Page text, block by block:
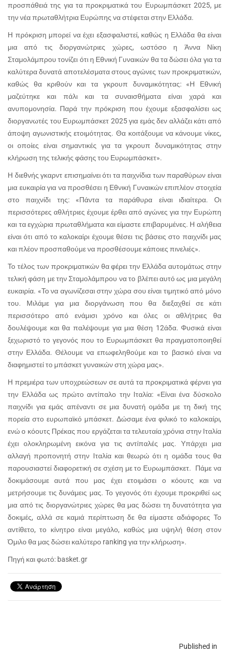
Published in
προσπάθειά της για τα προκριματικά του Ευρωμπάσκετ 2025, με
την νέα πρωταθλήτρια Ευρώπης να στέφεται στην Ελλάδα.
Η πρόκριση μπορεί να έχει εξασφαλιστεί, καθώς η Ελλάδα θα είναι
μια από τις διοργανώτριες χώρες, ωστόσο η Άννα Νίκη
Σταμολάμπρου τονίζει ότι η Εθνική Γυναικών θα τα δώσει όλα για τα
καλύτερα δυνατά αποτελέσματα στους αγώνες των προκριματικών,
καθώς θα κριθούν και τα γκρουπ δυναμικότητας: «Η Εθνική
μαζεύτηκε και πάλι και τα συναισθήματα είναι χαρά και
ανυπομονησία. Παρά την πρόκριση που έχουμε εξασφαλίσει ως
διοργανωτές του Ευρωμπάσκετ 2025 για εμάς δεν αλλάζει κάτι από
άποψη αγωνιστικής ετοιμότητας. Θα κοιτάξουμε να κάνουμε νίκες,
οι οποίες είναι σημαντικές για τα γκρουπ δυναμικότητας στην
κλήρωση της τελικής φάσης του Ευρωμπάσκετ».
Η διεθνής γκαρντ επισημαίνει ότι τα παιχνίδια των παραθύρων είναι
μια ευκαιρία για να προσθέσει η Εθνική Γυναικών επιπλέον στοιχεία
στο παιχνίδι της: «Πάντα τα παράθυρα είναι ιδιαίτερα. Οι
περισσότερες αθλήτριες έχουμε έρθει από αγώνες για την Ευρώπη
και τα εγχώρια πρωταθλήματα και είμαστε επιβαρυμένες. Η αλήθεια
είναι ότι από το καλοκαίρι έχουμε θέσει τις βάσεις στο παιχνίδι μας
και πλέον προσπαθούμε να προσθέσουμε κάποιες πινελιές».
Το τέλος των προκριματικών θα φέρει την Ελλάδα αυτομάτως στην
τελική φάση με την Σταμολάμπρου να το βλέπει αυτό ως μια μεγάλη
ευκαιρία. «Το να αγωνίζεσαι στην χώρα σου είναι τιμητικό από μόνο
του. Μιλάμε για μια διοργάνωση που θα διεξαχθεί σε κάτι
περισσότερο από ενάμισι χρόνο και όλες οι αθλήτριες θα
δουλέψουμε και θα παλέψουμε για μια θέση 12άδα. Φυσικά είναι
ξεχωριστό το γεγονός που το Ευρωμπάσκετ θα πραγματοποιηθεί
στην Ελλάδα. Θέλουμε να επωφεληθούμε και το βασικό είναι να
διαφημιστεί το μπάσκετ γυναικών στη χώρα μας».
Η πρεμιέρα των υποχρεώσεων σε αυτά τα προκριματικά φέρνει για
την Ελλάδα ως πρώτο αντίπαλο την Ιταλία: «Είναι ένα δύσκολο
παιχνίδι για εμάς απέναντι σε μια δυνατή ομάδα με τη δική της
πορεία στο ευρωπαϊκό μπάσκετ. Δώσαμε ένα φιλικό το καλοκαίρι,
ενώ ο κόουτς Πρέκας που εργάζεται τα τελευταία χρόνια στην Ιταλία
έχει ολοκληρωμένη εικόνα για τις αντίπαλές μας. Υπάρχει μια
αλλαγή προπονητή στην Ιταλία και θεωρώ ότι η ομάδα τους θα
παρουσιαστεί διαφορετική σε σχέση με το Ευρωμπάσκετ. Πάμε να
δοκιμάσουμε αυτά που μας έχει ετοιμάσει ο κόουτς και να
μετρήσουμε τις δυνάμεις μας. Το γεγονός ότι έχουμε προκριθεί ως
μια από τις διοργανώτριες χώρες θα μας δώσει τη δυνατότητα για
δοκιμές, αλλά σε καμιά περίπτωση δε θα είμαστε αδιάφορες Το
αντίθετο, το κίνητρο είναι μεγάλο, καθώς μια υψηλή θέση στον
Όμιλο θα μας δώσει καλύτερο ranking για την κλήρωση».
Πηγή και φωτό: basket.gr